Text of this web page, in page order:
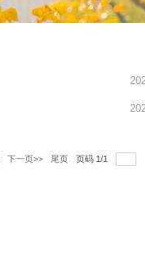
下一页>> 尾页 页码 1/1